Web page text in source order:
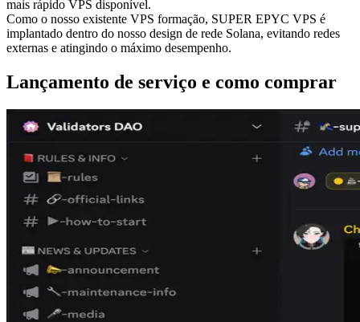
mais rápido VPS disponível.
Como o nosso existente VPS formação, SUPER EPYC VPS é
implantado dentro do nosso design de rede Solana, evitando redes
externas e atingindo o máximo desempenho.
Lançamento de serviço e como comprar